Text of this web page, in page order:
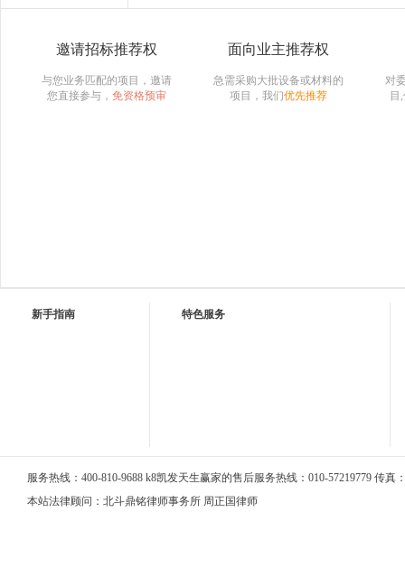
邀请招标推荐权
与您业务匹配的项目，邀请
您直接参与， 免资格预审
面向业主推荐权
急需采购大批设备或材料的
项目，我们优先推荐
对
目
新手指南 特色服务
服务热线：400-810-9688 k8凯发天生赢家的售后服务热线：010-57219779 传真
本站法律顾问：北斗鼎铭律师事务所 周正国律师